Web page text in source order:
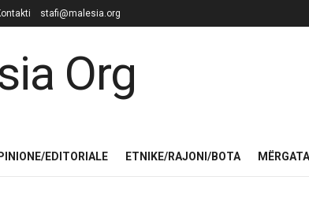
stafi@malesia.org
EDITORIALE ETNIKE/RAJONI/BOTA MËRGATA